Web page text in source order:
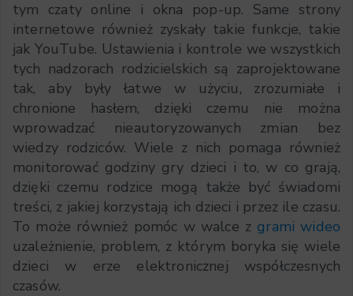
tym czaty online i okna pop-up. Same strony
internetowe również zyskały takie funkcje, takie
jak YouTube. Ustawienia i kontrole we wszystkich
tych nadzorach rodzicielskich są zaprojektowane
tak, aby były łatwe w użyciu, zrozumiałe i
chronione hasłem, dzięki czemu nie można
wprowadzać nieautoryzowanych zmian bez
wiedzy rodziców. Wiele z nich pomaga również
monitorować godziny gry dzieci i to, w co grają,
dzięki czemu rodzice mogą także być świadomi
treści, z jakiej korzystają ich dzieci i przez ile czasu.
To może również pomóc w walce z grami wideo
uzależnienie, problem, z którym boryka się wiele
dzieci w erze elektronicznej współczesnych
czasów.